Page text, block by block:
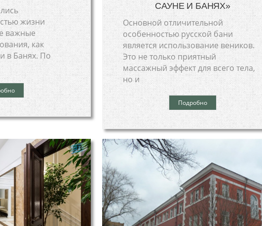
жизни
важные
как
в Банях. По
САУНЕ И БАНЯХ»
Основной отличительной
особенностью русской бани
является использование веников.
Это не только приятный
массажный эффект для всего тела,
но и
Подробно